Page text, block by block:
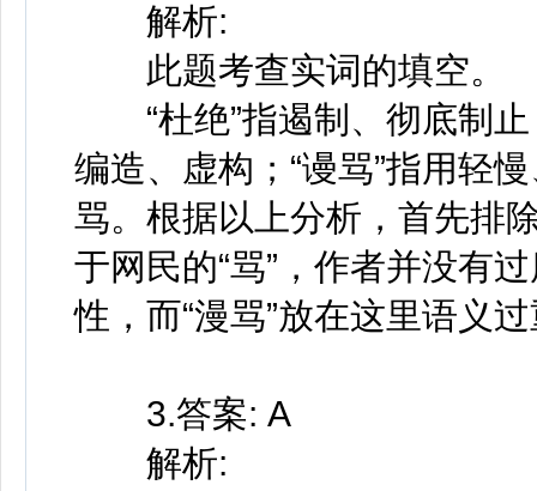
解析:
此题考查实词的填空。
“杜绝”指遏制、彻底制止
编造、虚构；“谩骂”指用轻
骂。根据以上分析，首先排
于网民的“骂”，作者并没有
性，而“漫骂”放在这里语义
3.答案: A
解析: